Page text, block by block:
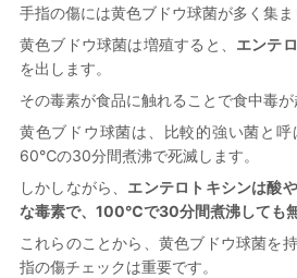
手指の傷には黄色ブドウ球菌が多く集ま
黄色ブドウ球菌は増殖すると、 エンテ
を出します。
その毒素が食品に触れることで食中毒が
黄色ブドウ球菌は、比較的強い菌と
60℃の30分間煮沸で死滅します。
しかしながら、 エンテロトキシンは酸
な毒素で、100℃で30分間煮沸しても無
これらのことから、黄色ブドウ球菌を
指の傷チェックは重要です。